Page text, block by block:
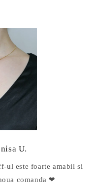
U.
ul este foarte amabil si
comanda ❤